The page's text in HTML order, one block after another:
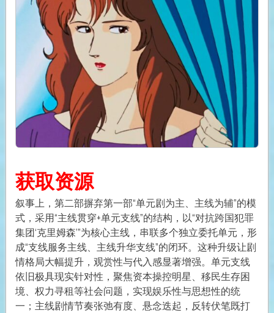
获取资源
叙事上，第二部摒弃第一部“单元剧为主、主线为辅”的模
式，采用“主线贯穿+单元支线”的结构，以“对抗跨国犯罪
集团‘克里姆森’”为核心主线，串联多个独立委托单元，形
成“支线服务主线、主线升华支线”的闭环。这种升级让剧
情格局大幅提升，观赏性与代入感显著增强。单元支线
依旧极具现实针对性，聚焦资本操控明星、移民生存困
境、权力寻租等社会问题，实现娱乐性与思想性的统
一；主线剧情节奏张弛有度、悬念迭起，反转伏笔既打